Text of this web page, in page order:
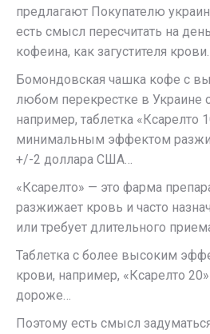
предлагают Покупателю
есть смысл пересчитать на
кофеина, как загустителя
Бомондовская чашка кофе с
любом перекрестке в Украине
например, таблетка
минимальным эффектом
+/-2 доллара США…
«Ксарелто» — это фарма
разжижает кровь и часто
или требует длительного
Таблетка с более высоким
крови, например, «Ксарелто
дороже…
Поэтому есть смысл